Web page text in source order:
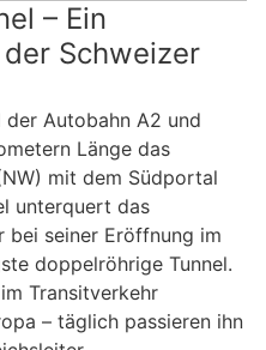
– Ein
Schweizer
der Autobahn A2 und
Länge das
mit dem Südportal
unterquert das
bei seiner Eröffnung im
doppelröhrige Tunnel.
Transitverkehr
– täglich passieren ihn